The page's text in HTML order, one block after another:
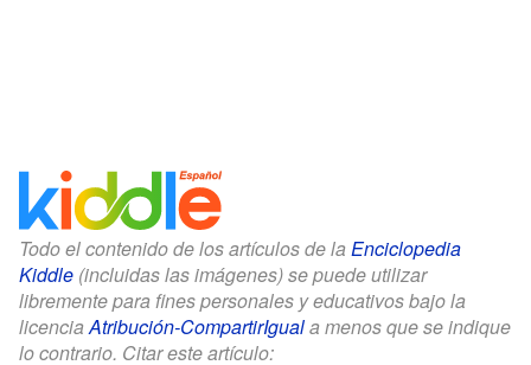
Todo el contenido de los artículos de la Enciclopedia
Kiddle (incluidas las imágenes) se puede utilizar
libremente para fines personales y educativos bajo la
licenciaAtribución-CompartirIguala menos que se indique
lo contrario. Citar este artículo: